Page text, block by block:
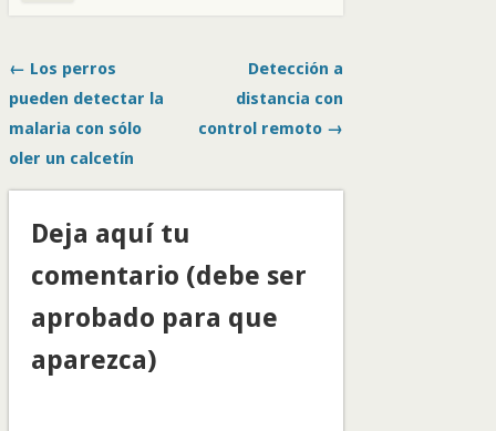
← Los perros
pueden detectar la
malaria con sólo
oler un calcetín
Detección a
distancia con
control remoto →
Deja aquí tu
comentario (debe ser
aprobado para que
aparezca)